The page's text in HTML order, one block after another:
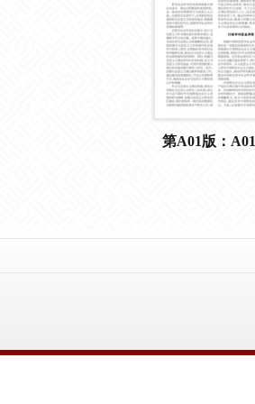
第A01版：A01